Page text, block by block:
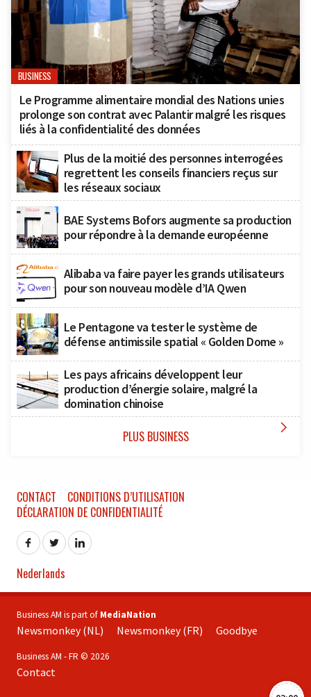
BUSINESS
Le Programme alimentaire mondial des Nations unies
prolonge son contrat avec Palantir malgré les risques
liés à la confidentialité des données
Plus de la moitié des personnes interrogées
regrettent les conseils financiers reçus sur
les réseaux sociaux
BAE Systems Bofors augmente sa production
pour répondre à la demande européenne
Alibaba va faire payer les grands utilisateurs
pour son nouveau modèle d’IA Qwen
Le Pentagone va tester le système de
défense antimissile spatial « Golden Dome »
Les pays africains développent leur
production d’énergie solaire, malgré la
domination chinoise
PLUS BUSINESS 
CONTACT
CONDITIONS D’UTILISATION
DÉCLARATION DE CONFIDENTIALITÉ
Nederlands
Business AM is part of MediaNation
Newsmonkey (NL) Newsmonkey (FR) Goodbye
Business AM - FR © 2026
Contact